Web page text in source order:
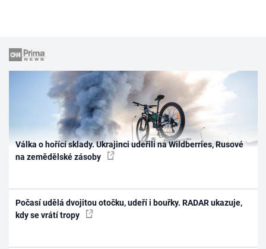
Válka o hořící sklady. Ukrajinci udeřili na Wildberries, Rusové
na zemědělské zásoby
Počasí udělá dvojitou otočku, udeří i bouřky. RADAR ukazuje,
kdy se vrátí tropy